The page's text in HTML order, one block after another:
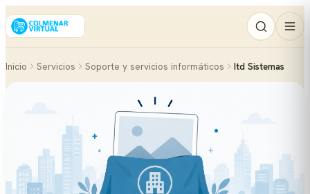
Inicio Servicios Soporte y servicios informáticos Itd Sistemas